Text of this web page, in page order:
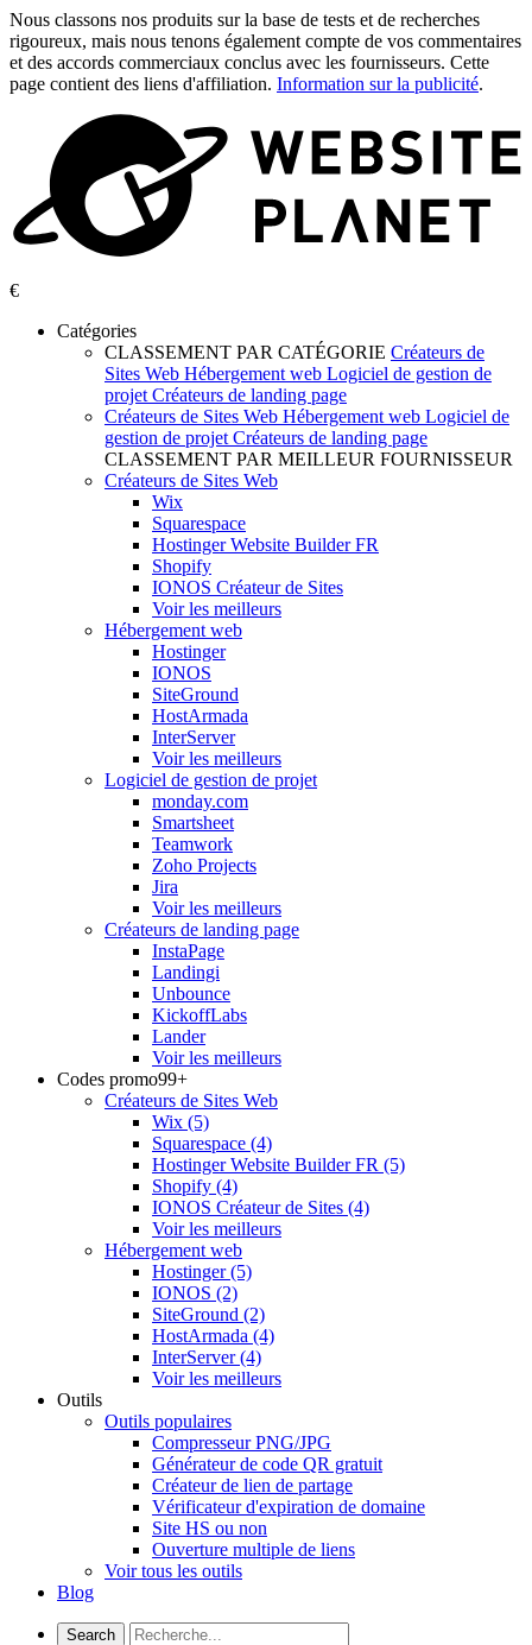
Nous classons nos produits sur la base de tests et de recherches
rigoureux, mais nous tenons également compte de vos commentaires
et des accords commerciaux conclus avec les fournisseurs. Cette
page contient des liens d'affiliation. Information sur la publicité.
€
Catégories
CLASSEMENT PAR CATÉGORIE Créateurs de
Sites Web Hébergement web Logiciel de gestion de
projet Créateurs de landing page
Créateurs de Sites Web Hébergement web Logiciel de
gestion de projet Créateurs de landing page
CLASSEMENT PAR MEILLEUR FOURNISSEUR
Créateurs de Sites Web
Wix
Squarespace
Hostinger Website Builder FR
Shopify
IONOS Créateur de Sites
Voir les meilleurs
Hébergement web
Hostinger
IONOS
SiteGround
HostArmada
InterServer
Voir les meilleurs
Logiciel de gestion de projet
monday.com
Smartsheet
Teamwork
Zoho Projects
Jira
Voir les meilleurs
Créateurs de landing page
InstaPage
Landingi
Unbounce
KickoffLabs
Lander
Voir les meilleurs
Codes promo99+
Créateurs de Sites Web
Wix (5)
Squarespace (4)
Hostinger Website Builder FR (5)
Shopify (4)
IONOS Créateur de Sites (4)
Voir les meilleurs
Hébergement web
Hostinger(5)
IONOS (2)
SiteGround (2)
HostArmada (4)
InterServer(4)
Voir les meilleurs
Outils
Outils populaires
Compresseur PNG/JPG
Générateur de code QR gratuit
Créateur de lien de partage
Vérificateur d'expiration de domaine
Site HS ou non
Ouverture multiple de liens
Voir tous les outils
Blog